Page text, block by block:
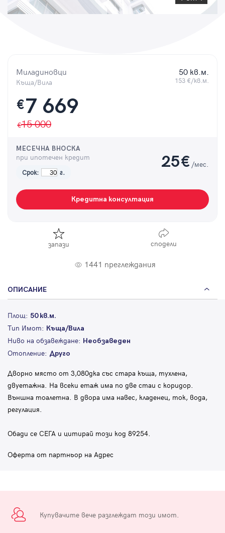
Миладиновци
Къща/Вила
50 кв.м.
153 €/кв.м.
€7 669
15 000
МЕСЕЧНА ВНОСКА
при ипотечен кредит
Срок: г.
25€ /мес.
Кредитна консултация
запази сподели
1441 преглеждания
ОПИСАНИЕ
Площ: 50 кв.м.
Тип Имот: Къща/Вила
Ниво на обзавеждане: Необзаведен
Отопление: Друго
Дворно място от 3,080дка със стара къща, тухлена,
двуетажна. На всеки етаж има по две стаи с коридор.
Външна тоалетна. В двора има навес, кладенец, ток, вода,
регулация.
Обади се СЕГА и цитирай този код 89254.
Оферта от партньор на Адрес
Купувачите вече разглеждат този имот.
Парола
Забравена парола